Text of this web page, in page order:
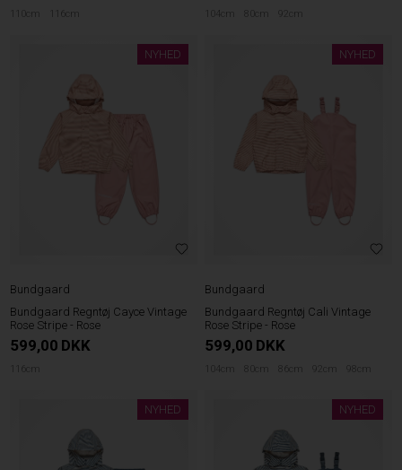
110cm 116cm 104cm 80cm 92cm
NYHED
Bundgaard
Bundgaard Regntøj Cayce Vintage
Rose Stripe - Rose
599,00 DKK
116cm
NYHED
Bundgaard
Bundgaard Regntøj Cali Vintage
Rose Stripe - Rose
599,00 DKK
104cm 80cm 86cm 92cm 98cm
NYHED NYHED